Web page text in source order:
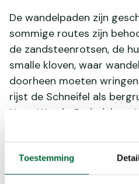
Toestemming
De wandelpaden zijn
sommige routes zijn
de zandsteenrotsen, de
smalle kloven, waar
doorheen moeten
rijst de Schneifel als
NaturWanderPark deluxe.